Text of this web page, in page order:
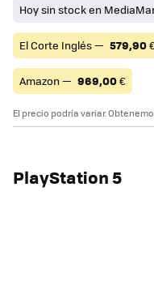
Hoy sin stock en
El Corte Inglés — 579,90
Amazon — 969,00€
El precio podría variar.
PlayStation 5